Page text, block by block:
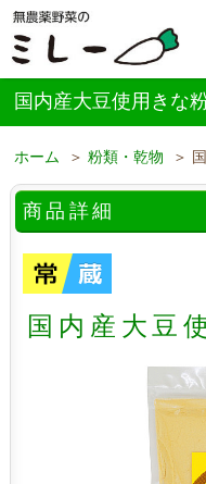
国内産大豆使用きな
ホーム ＞粉類・乾物 ＞
商品詳細
国内産大豆